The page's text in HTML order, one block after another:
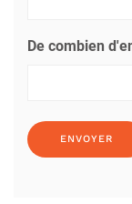
De combien